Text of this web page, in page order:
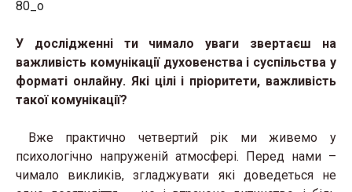
У дослідженні ти чимало уваги звертаєш на
важливість комунікації духовенства і суспільства у
форматі онлайну. Які цілі і пріоритети, важливість
такої комунікації?
Вже практично четвертий рік ми живемо у
психологічно напруженій атмосфері. Перед нами –
чимало викликів, згладжувати які доведеться не